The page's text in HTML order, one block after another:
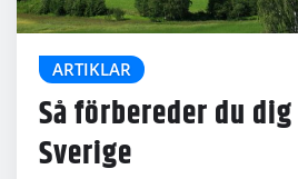
ARTIKLAR
Så förbereder du
Sverige